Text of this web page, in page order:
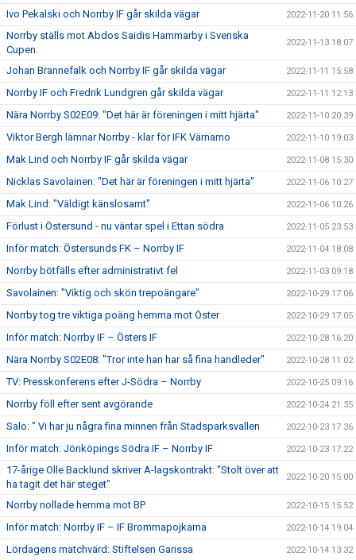
Ivo Pekalski och Norrby IF går skilda vägar 2022-11-20 11:56
Norrby ställs mot Abdos Saidis Hammarby i Svenska
Cupen.
2022-11-13 18:07
Johan Brannefalk och Norrby IF går skilda vägar 2022-11-11 15:58
Norrby IF och Fredrik Lundgren går skilda vägar 2022-11-11 12:13
Nära Norrby S02E09: "Det här är föreningen i mitt hjärta" 2022-11-10 20:39
Viktor Bergh lämnar Norrby - klar för IFK Värnamo 2022-11-10 19:03
Mak Lind och Norrby IF går skilda vägar 2022-11-08 15:30
Nicklas Savolainen: "Det här är föreningen i mitt hjärta" 2022-11-06 10:27
Mak Lind: "Väldigt känslosamt" 2022-11-06 10:26
Förlust i Östersund - nu väntar spel i Ettan södra 2022-11-05 23:53
Inför match: Östersunds FK – Norrby IF 2022-11-04 18:08
Norrby bötfälls efter administrativt fel 2022-11-03 09:18
Savolainen: "Viktig och skön trepoängare" 2022-10-29 17:06
Norrby tog tre viktiga poäng hemma mot Öster 2022-10-29 17:05
Inför match: Norrby IF – Östers IF 2022-10-28 16:20
Nära Norrby S02E08: "Tror inte han har så fina handleder" 2022-10-28 11:02
TV: Presskonferens efter J-Södra – Norrby 2022-10-25 09:16
Norrby föll efter sent avgörande 2022-10-24 21:35
Salo: " Vi har ju några fina minnen från Stadsparksvallen 2022-10-23 17:36
Inför match: Jönköpings Södra IF – Norrby IF 2022-10-23 17:22
17-årige Olle Backlund skriver A-lagskontrakt: "Stolt över att
ha tagit det här steget"
2022-10-20 15:00
Norrby nollade hemma mot BP 2022-10-15 15:52
Inför match: Norrby IF – IF Brommapojkarna 2022-10-14 19:04
Lördagens matchvärd: Stiftelsen Garissa 2022-10-14 13:32